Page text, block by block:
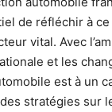
de réfléchir à ce
vital. Avec
et les
est à un
stratégies sur